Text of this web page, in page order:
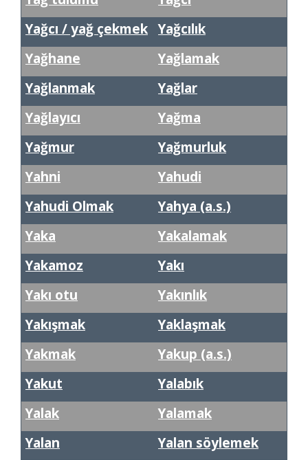
Yağcı / yağ çekmek Yağcılık
Yağhane
Yağlamak
Yağlanmak
Yağlar
Yağlayıcı
Yağma
Yağmur
Yağmurluk
Yahni
Yahudi
Yahudi Olmak
Yahya (a.s.)
Yaka
Yakalamak
Yakamoz
Yakı
Yakı otu
Yakınlık
Yakışmak
Yaklaşmak
Yakmak
Yakup (a.s.)
Yakut
Yalabık
Yalak
Yalamak
Yalan
Yalan söylemek